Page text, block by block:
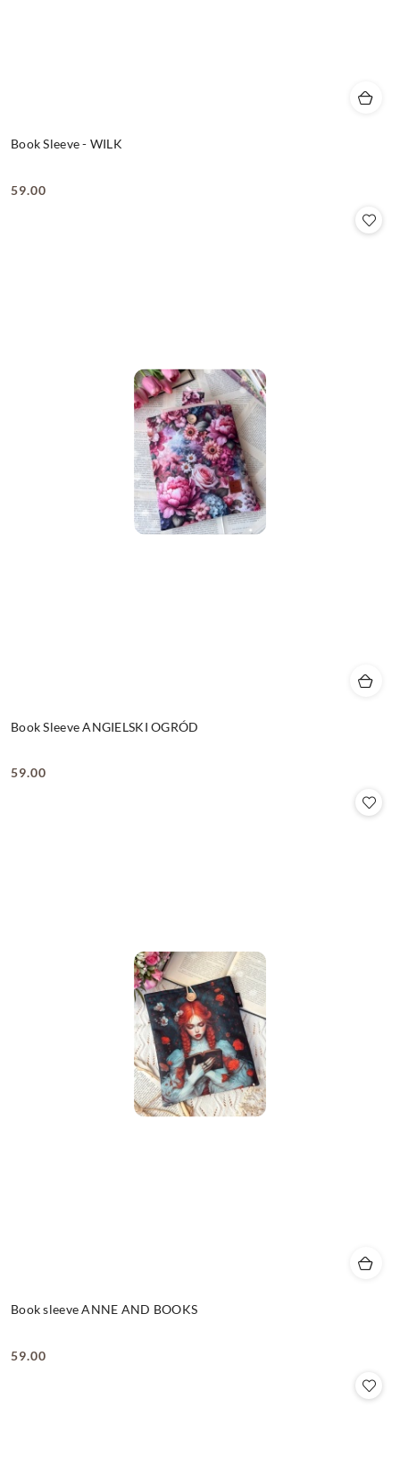
Book Sleeve - WILK
Cena:
59.00
Book Sleeve ANGIELSKI OGRÓD
Cena:
59.00
Book sleeve ANNE AND BOOKS
Cena:
59.00